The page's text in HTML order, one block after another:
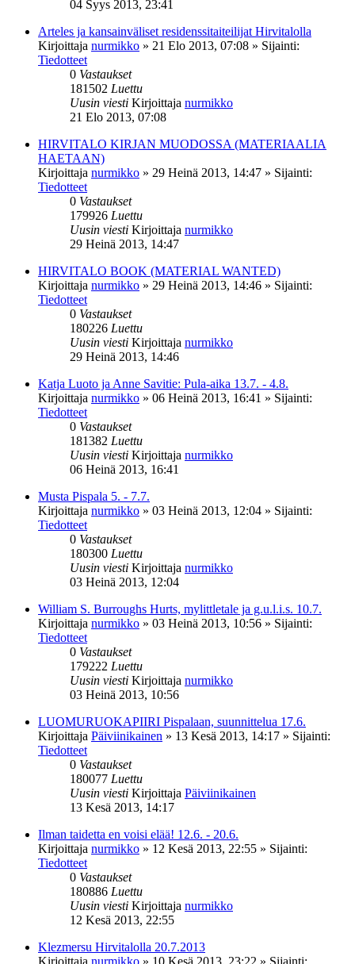
04 Syys 2013, 23:41
Arteles ja kansainväliset residenssitaiteilijat Hirvitalolla
Kirjoittaja nurmikko » 21 Elo 2013, 07:08 » Sijainti:
Tiedotteet
0 Vastaukset
181502 Luettu
Uusin viesti Kirjoittaja nurmikko
21 Elo 2013, 07:08
HIRVITALO KIRJAN MUODOSSA (MATERIAALIA
HAETAAN)
Kirjoittaja nurmikko » 29 Heinä 2013, 14:47 » Sijainti:
Tiedotteet
0 Vastaukset
179926 Luettu
Uusin viesti Kirjoittaja nurmikko
29 Heinä 2013, 14:47
HIRVITALO BOOK (MATERIAL WANTED)
Kirjoittaja nurmikko » 29 Heinä 2013, 14:46 » Sijainti:
Tiedotteet
0 Vastaukset
180226 Luettu
Uusin viesti Kirjoittaja nurmikko
29 Heinä 2013, 14:46
Katja Luoto ja Anne Savitie: Pula-aika 13.7. - 4.8.
Kirjoittaja nurmikko » 06 Heinä 2013, 16:41 » Sijainti:
Tiedotteet
0 Vastaukset
181382 Luettu
Uusin viesti Kirjoittaja nurmikko
06 Heinä 2013, 16:41
Musta Pispala 5. - 7.7.
Kirjoittaja nurmikko » 03 Heinä 2013, 12:04 » Sijainti:
Tiedotteet
0 Vastaukset
180300 Luettu
Uusin viesti Kirjoittaja nurmikko
03 Heinä 2013, 12:04
William S. Burroughs Hurts, mylittletale ja g.u.l.i.s. 10.7.
Kirjoittaja nurmikko » 03 Heinä 2013, 10:56 » Sijainti:
Tiedotteet
0 Vastaukset
179222 Luettu
Uusin viesti Kirjoittaja nurmikko
03 Heinä 2013, 10:56
LUOMURUOKAPIIRI Pispalaan, suunnittelua 17.6.
Kirjoittaja Päiviinikainen » 13 Kesä 2013, 14:17 » Sijainti:
Tiedotteet
0 Vastaukset
180077 Luettu
Uusin viesti Kirjoittaja Päiviinikainen
13 Kesä 2013, 14:17
Ilman taidetta en voisi elää! 12.6. - 20.6.
Kirjoittaja nurmikko » 12 Kesä 2013, 22:55 » Sijainti:
Tiedotteet
0 Vastaukset
180886 Luettu
Uusin viesti Kirjoittaja nurmikko
12 Kesä 2013, 22:55
Klezmersu Hirvitalolla 20.7.2013
Kirjoittaja nurmikko » 10 Kesä 2013, 23:22 » Sijainti: